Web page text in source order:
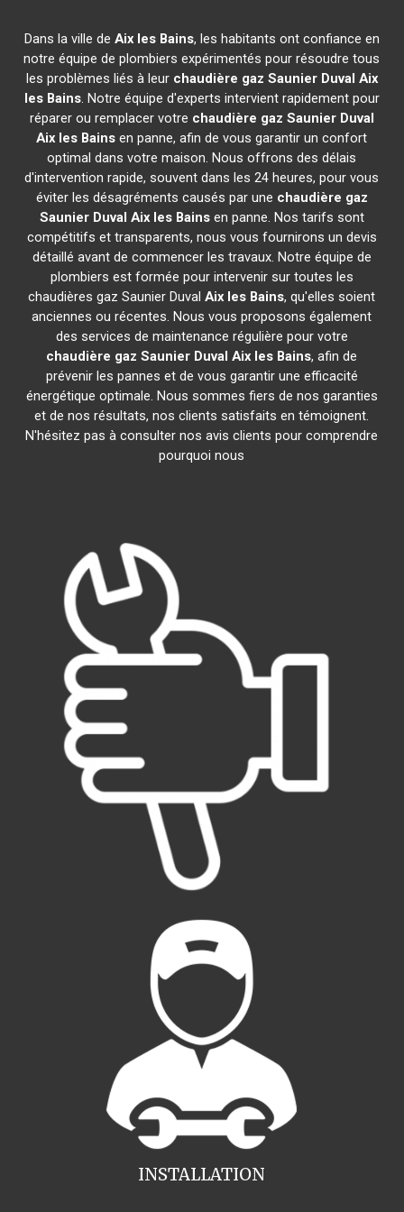
Dans la ville de Aix les Bains, les habitants ont confiance en
notre équipe de plombiers expérimentés pour résoudre tous
les problèmes liés à leur chaudière gaz Saunier Duval Aix
les Bains. Notre équipe d'experts intervient rapidement pour
réparer ou remplacer votre chaudière gaz Saunier Duval
Aix les Bains en panne, afin de vous garantir un confort
optimal dans votre maison. Nous offrons des délais
d'intervention rapide, souvent dans les 24 heures, pour vous
éviter les désagréments causés par une chaudière gaz
Saunier Duval Aix les Bainsen panne. Nos tarifs sont
compétitifs et transparents, nous vous fournirons un devis
détaillé avant de commencer les travaux. Notre équipe de
plombiers est formée pour intervenir sur toutes les
chaudières gaz Saunier DuvalAix les Bains, qu'elles soient
anciennes ou récentes. Nous vous proposons également
des services de maintenance régulière pour votre
chaudière gaz Saunier Duval Aix les Bains, afin de
prévenir les pannes et de vous garantir une efficacité
énergétique optimale. Nous sommes fiers de nos garanties
et de nos résultats, nos clients satisfaits en témoignent.
N'hésitez pas à consulter nos avis clients pour comprendre
pourquoi nous
INSTALLATION